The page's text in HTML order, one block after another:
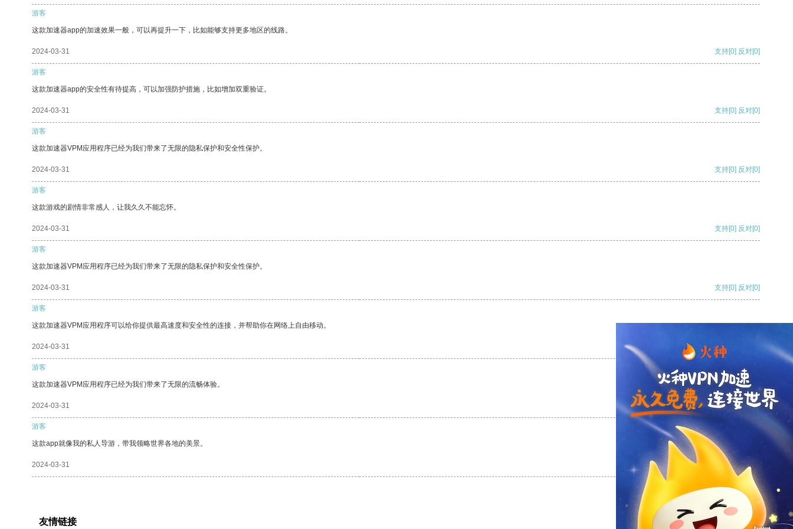
游客
这款加速器app的加速效果一般，可以再提升一下，比如能够支持更多地区的线路。
2024-03-31 支持[0] 反对[0]
游客
这款加速器app的安全性有待提高，可以加强防护措施，比如增加双重验证。
2024-03-31 支持[0] 反对[0]
游客
这款加速器VPM应用程序已经为我们带来了无限的隐私保护和安全性保护。
2024-03-31 支持[0] 反对[0]
游客
这款游戏的剧情非常感人，让我久久不能忘怀。
2024-03-31 支持[0] 反对[0]
游客
这款加速器VPM应用程序已经为我们带来了无限的隐私保护和安全性保护。
2024-03-31 支持[0] 反对[0]
游客
这款加速器VPM应用程序可以给你提供最高速度和安全性的连接，并帮助你在网络上自由移动。
2024-03-31 支持
游客
这款加速器VPM应用程序已经为我们带来了无限的流畅体验。
2024-03-31 支持[0] 反对[0]
游客
这款app就像我的私人导游，带我领略世界各地的美景。
2024-03-31 支持[0] 反对[0]
友情链接